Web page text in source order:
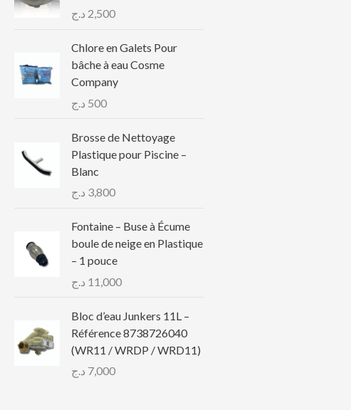
2,500 د.ج
Chlore en Galets Pour
bâche à eau Cosme
Company
500 د.ج
Brosse de Nettoyage
Plastique pour Piscine –
Blanc
3,800 د.ج
Fontaine – Buse à Écume
boule de neige en Plastique
– 1 pouce
11,000 د.ج
Bloc d’eau Junkers 11L –
Référence 8738726040
(WR11 / WRDP / WRD11)
7,000 د.ج